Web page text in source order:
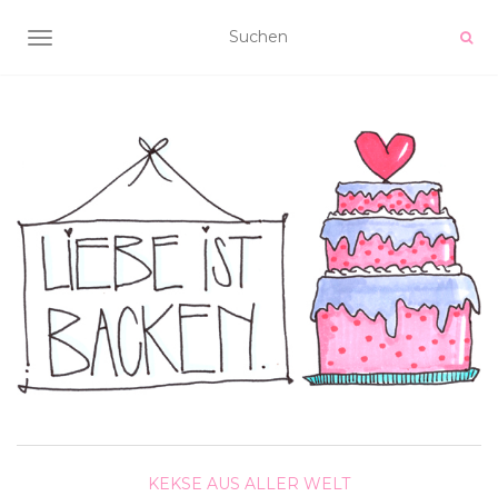
NAVIGATION UMSCHALTEN
KEKSE AUS ALLER WELT